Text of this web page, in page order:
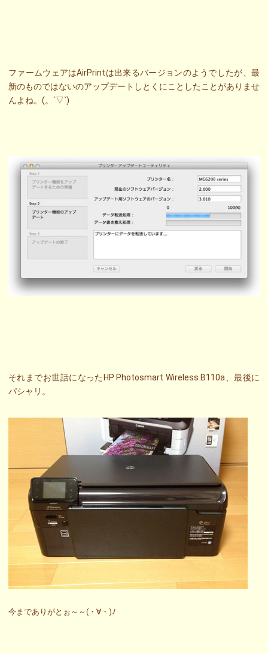
ファームウェアはAirPrintは出来るバージョンのようでしたが、最
新のものではないのアップデートしとくにことしたことがありませ
んよね。(。´▽`)
それまでお世話になったHP Photosmart Wireless B110a、最後に
パシャリ。
今までありがとぉ～～(・∀・)ﾉ